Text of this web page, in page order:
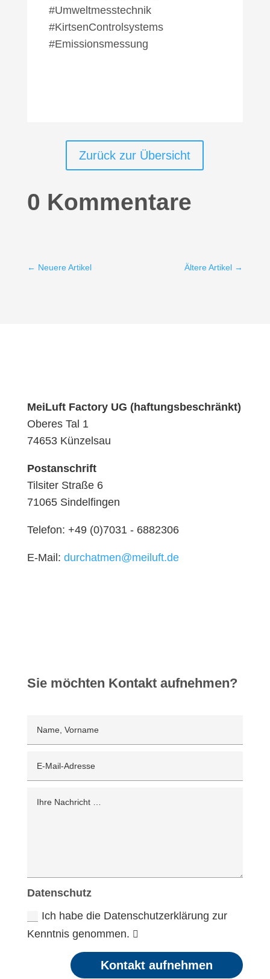
#Umweltmesstechnik
#KirtsenControlsystems
#Emissionsmessung
Zurück zur Übersicht
0 Kommentare
← Neuere Artikel Ältere Artikel →
MeiLuft Factory UG (haftungsbeschränkt)
Oberes Tal 1
74653 Künzelsau
Postanschrift
Tilsiter Straße 6
71065 Sindelfingen
Telefon: +49 (0)7031 - 6882306
E-Mail: durchatmen@meiluft.de
Sie möchten Kontakt aufnehmen?
Datenschutz
Ich habe die Datenschutzerklärung zur
Kenntnis genommen.
Kontakt aufnehmen